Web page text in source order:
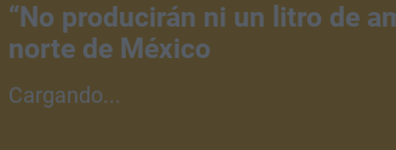
“No producirán ni un litro de
norte de México
Cargando...